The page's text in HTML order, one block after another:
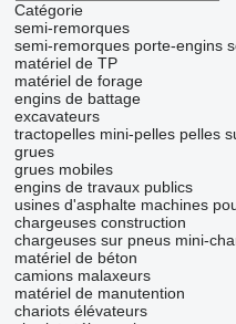
Catégorie
semi-remorques
semi-remorques porte-engins
matériel de TP
matériel de forage
engins de battage
excavateurs
tractopelles mini-pelles pelles
grues
grues mobiles
engins de travaux publics
usines d'asphalte machines
chargeuses construction
chargeuses sur pneus mini-
matériel de béton
camions malaxeurs
matériel de manutention
chariots élévateurs